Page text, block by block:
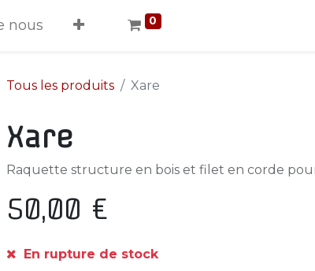
nous 0
Tous les produits Xare
Xare
Raquette structure en bois et filet en corde
50,00 €
En rupture de stock